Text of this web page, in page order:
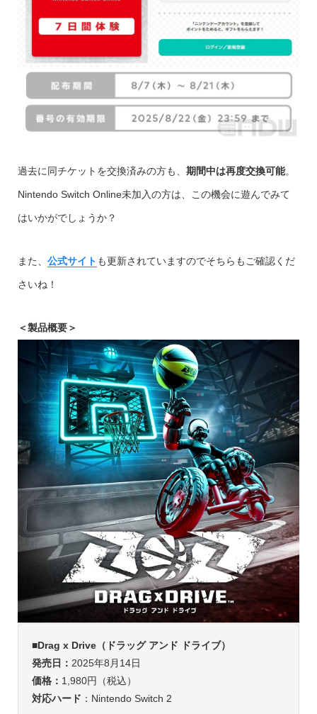
過去に同チケットを交換済みの方も、 期間中は再度交換可能。
Nintendo Switch Online未加入の方は、この機会に遊んでみて
はいかがでしょうか？
また、 公式サイト も更新されていますのでそちらもご確認くだ
さいね！
＜製品概要＞
■Drag x Drive（ドラッグ アンド ドライブ）
発売日： 2025年8月14日
価格： 1,980円（税込）
対応ハード ：Nintendo Switch 2